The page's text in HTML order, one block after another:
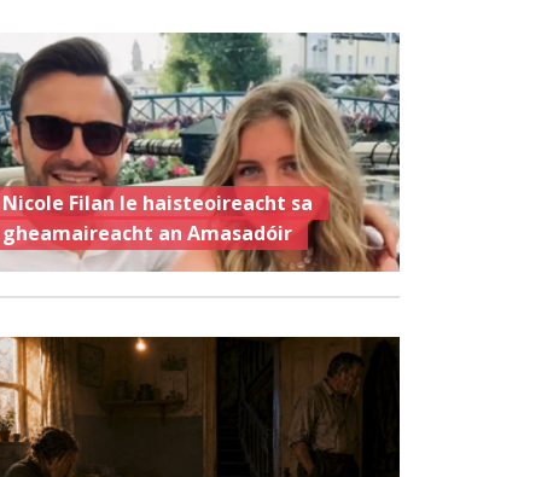
Nicole Filan le haisteoireacht sa
gheamaireacht an Amasadóir